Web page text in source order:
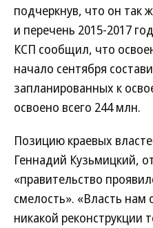
подчеркнув, что он так
и перечень 2015-2017
КСП сообщил, что
начало сентября
запланированных к
освоено всего 244 млн.
Позицию краевых
Геннадий Кузьмицкий,
«правительство
смелость». «Власть нам
никакой реконструкции